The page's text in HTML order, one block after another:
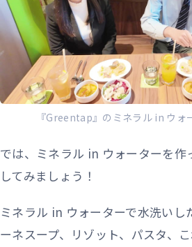
『Greentap』のミネラル in ウォ
では、ミネラル in ウォーターを作
してみましょう！
ミネラル in ウォーターで水洗いし
ーネスープ、リゾット、パスタ、